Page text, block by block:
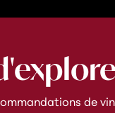
de